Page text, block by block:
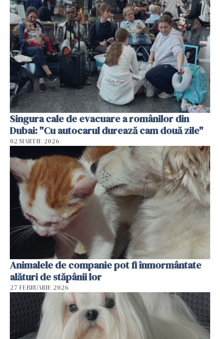
Singura cale de evacuare a românilor din
Dubai: "Cu autocarul durează cam două zile"
02 MARTIE 2026
Animalele de companie pot fi înmormântate
alături de stăpânii lor
27 FEBRUARIE 2026